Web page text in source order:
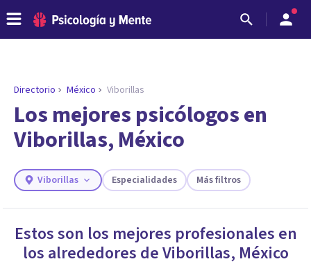
ENCONTRAR MI TERAPEUTA
¿Necesitas ayuda para encontrar el
psicólogo adecuado?
Responde a unas breves preguntas y te ofreceremos
necesidades.
Directorio México Viborillas
Los mejores psicólogos en
Viborillas, México
Viborillas Especialidades Más filtros
Estos son los mejores profesionales en
los alrededores deViborillas, México